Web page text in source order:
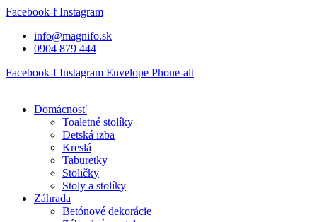
Preskočiť
obsah
Facebook-f Instagram
info@magnifo.sk
0904 879 444
Facebook-f Instagram Envelope Phone-alt
Domácnosť
Toaletné stolíky
Detská izba
Kreslá
Taburetky
Stoličky
Stoly a stolíky
Záhrada
Betónové dekorácie